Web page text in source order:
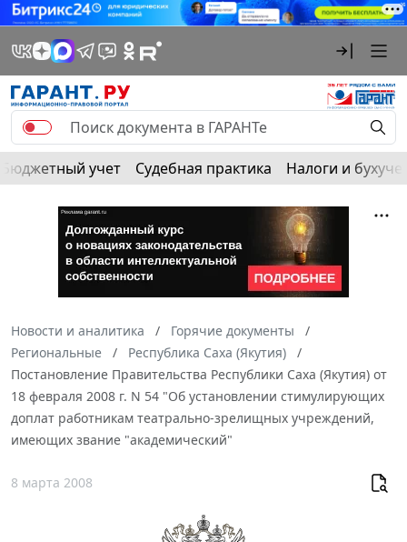
Бюджетный учет Судебная практика Налоги и
Новости и аналитика
Горячие документы
Региональные
Республика Саха (Якутия)
Постановление Правительства Республики Саха (Якутия) от
18 февраля 2008 г. N 54 "Об установлении стимулирующих
доплат работникам театрально-зрелищных учреждений,
имеющих звание "академический"
8 марта 2008